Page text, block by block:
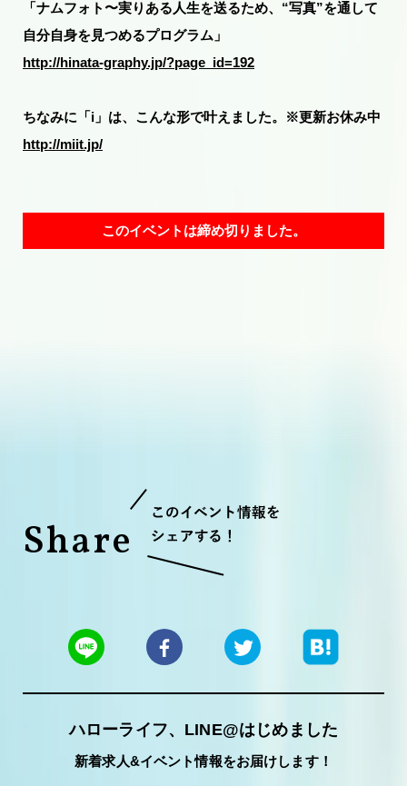
「ナムフォト〜実りある人生を送るため、“写真”を通して
自分自身を見つめるプログラム」
http://hinata-graphy.jp/?page_id=192
ちなみに「i」は、こんな形で叶えました。※更新お休み中
http://miit.jp/
このイベントは締め切りました。
Share
ハローライフ、LINE@はじめました
新着求人&イベント情報をお届けします！